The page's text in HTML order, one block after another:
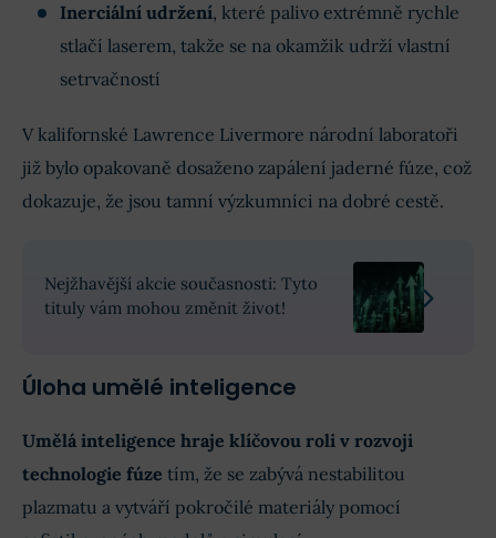
Inerciální udržení, které palivo extrémně rychle
stlačí laserem, takže se na okamžik udrží vlastní
setrvačností
V kalifornské Lawrence Livermore národní laboratoři
již bylo opakovaně dosaženo zapálení jaderné fúze, což
dokazuje, že jsou tamní výzkumníci na dobré cestě.
Nejžhavější akcie současnosti: Tyto
tituly vám mohou změnit život!
Úloha umělé inteligence
Umělá inteligence hraje klíčovou roli v rozvoji
technologie fúze tím, že se zabývá nestabilitou
plazmatu a vytváří pokročilé materiály pomocí